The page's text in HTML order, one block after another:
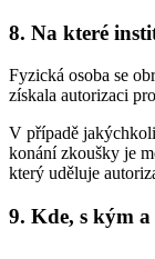
8. Na které
Fyzická osoba se
získala autorizaci
V případě
konání zkoušky je
který uděluje
9. Kde, s kým